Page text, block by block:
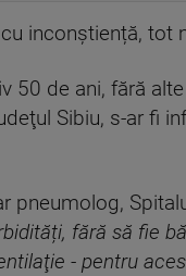
inconştiență, tot
50 de ani, fără
Sibiu, s-ar fi
pneumolog,
fără să fie
- pentru